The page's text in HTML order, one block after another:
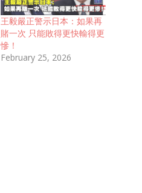
王毅嚴正警示日本：如果再
賭一次 只能敗得更快輸得更
慘！
February 25, 2026